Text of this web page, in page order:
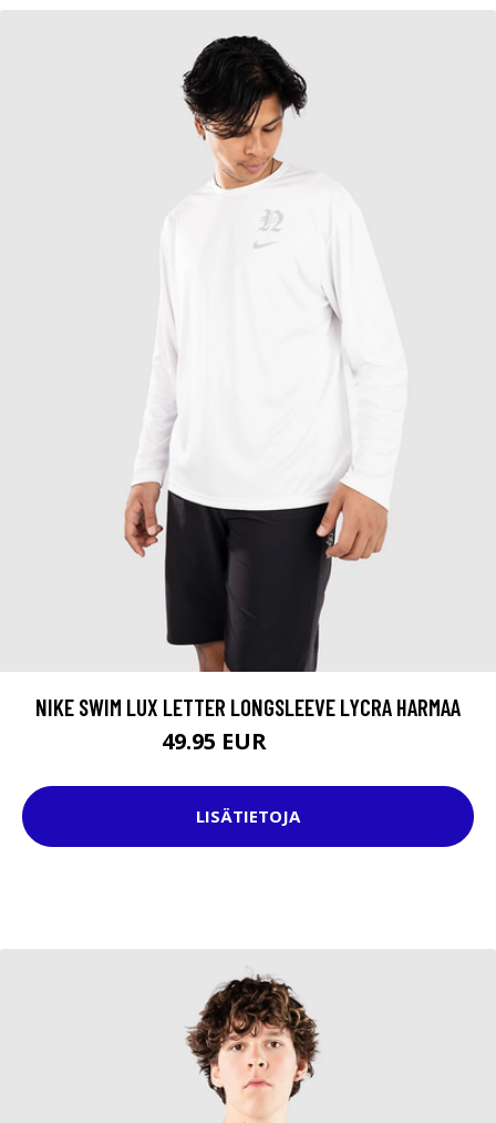
NIKE SWIM LUX LETTER LONGSLEEVE LYCRA HARMAA
49.95 EUR
LISÄTIETOJA